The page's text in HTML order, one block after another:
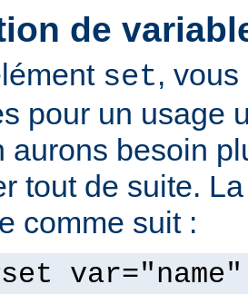
de
set,
pour un usage
aurons besoin
tout de suite.
comme suit :